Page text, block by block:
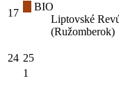
17
BIO
Liptovské
(Ružomberok)
24 25
1